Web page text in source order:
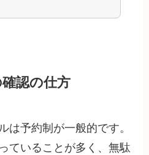
認の仕方
は予約制が一般的です。
ていることが多く、無駄